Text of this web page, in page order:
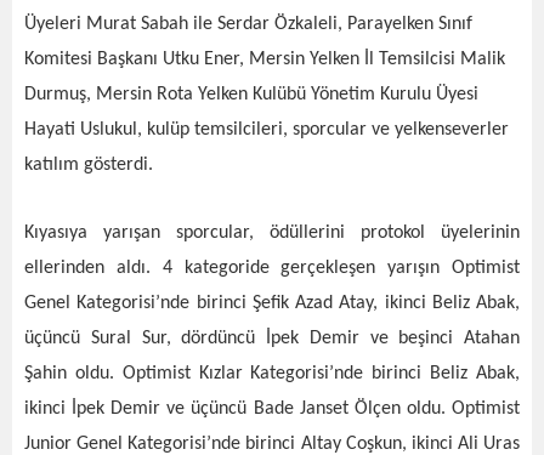
Üyeleri Murat Sabah ile Serdar Özkaleli, Parayelken Sınıf
Komitesi Başkanı Utku Ener, Mersin Yelken İl Temsilcisi Malik
Durmuş, Mersin Rota Yelken Kulübü Yönetim Kurulu Üyesi
Hayati Uslukul, kulüp temsilcileri, sporcular ve yelkenseverler
katılım gösterdi.
Kıyasıya yarışan sporcular, ödüllerini protokol üyelerinin
ellerinden aldı. 4 kategoride gerçekleşen yarışın Optimist
Genel Kategorisi’nde birinci Şefik Azad Atay, ikinci Beliz Abak,
üçüncü Sural Sur, dördüncü İpek Demir ve beşinci Atahan
Şahin oldu. Optimist Kızlar Kategorisi’nde birinci Beliz Abak,
ikinci İpek Demir ve üçüncü Bade Janset Ölçen oldu. Optimist
Junior Genel Kategorisi’nde birinci Altay Coşkun, ikinci Ali Uras